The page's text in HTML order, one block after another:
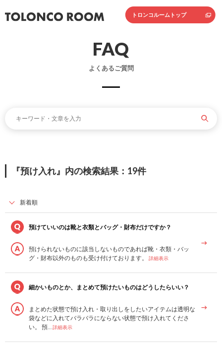
トロンコルームトップ
FAQ
よくあるご質問
『預け入れ』内の検索結果：19件
預けていいのは靴と衣類とバッグ・財布だけですか？
預けられないものに該当しないものであれば靴・衣類・バッ
グ・財布以外のものも受け付けております。
詳細表示
細かいものとか、まとめて預けたいものはどうしたらいい？
まとめた状態で預け入れ・取り出しをしたいアイテムは透明な
袋などに入れてバラバラにならない状態で預け入れてくださ
い。 預…詳細表示